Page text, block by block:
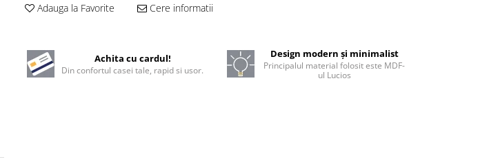
Adauga la Favorite Cere informatii
Achita cu cardul!
Din confortul casei tale, rapid si usor.
Design modern și minimalist
Principalul material folosit este MDF-
ul Lucios